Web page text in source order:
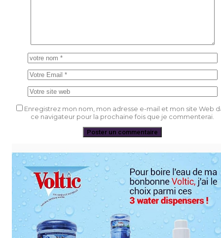
Enregistrez mon nom, mon adresse e-mail et mon site Web
ce navigateur pour la prochaine fois que je commenterai.